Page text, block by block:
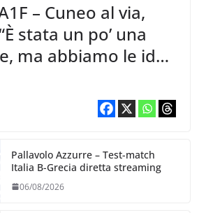
– Cuneo al via,
stata un po’ una
ma abbiamo le idee
vogliamo fare”
Pallavolo Azzurre – Test-match
Italia B-Grecia diretta streaming
06/08/2026